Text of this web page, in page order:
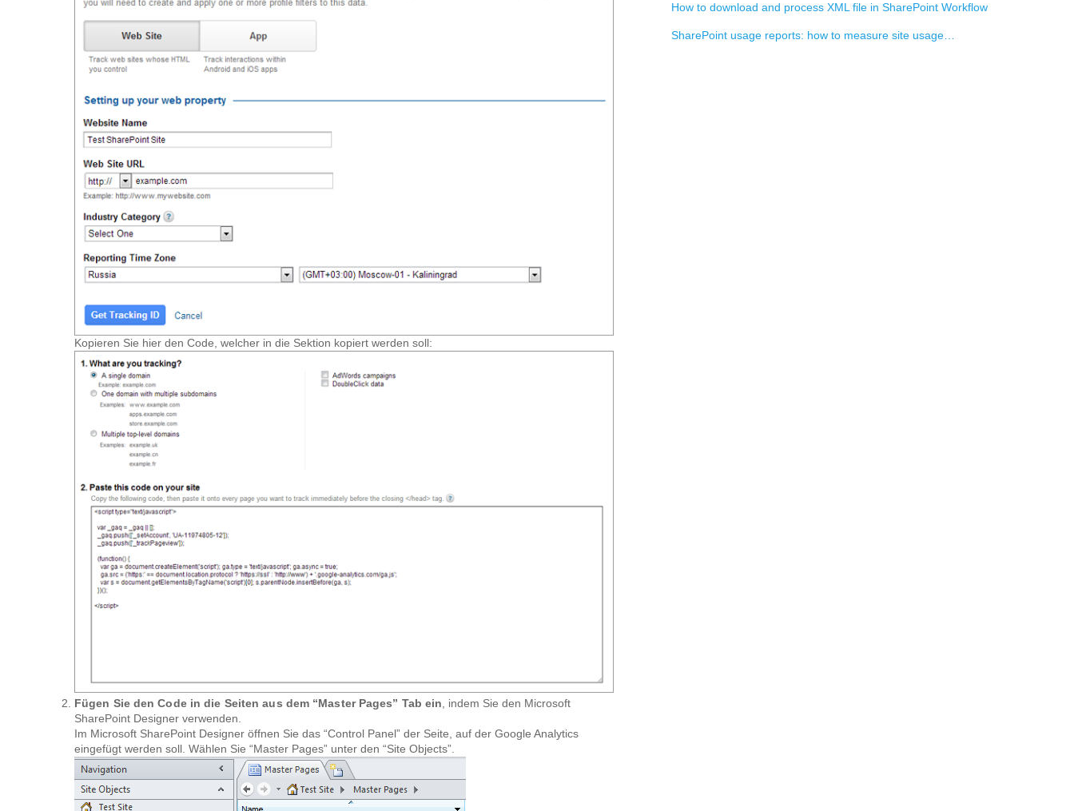
Kopieren Sie hier den Code, welcher in die Sektion kopiert werden soll:
Fügen Sie den Code in die Seiten aus dem “Master Pages” Tab ein, indem Sie den Microsoft
SharePoint Designer verwenden.
Im Microsoft SharePoint Designer öffnen Sie das “Control Panel” der Seite, auf der Google Analytics
eingefügt werden soll. Wählen Sie “Master Pages” unter den “Site Objects”.
How to download and process XML file in SharePoint Workflow
SharePoint usage reports: how to measure site usage…